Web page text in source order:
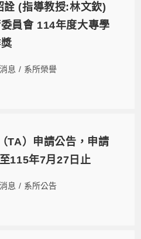
詮 (指導教授:林文欽)
員會 114年度大專學
息 / 系所榮譽
TA）申請公告，申請
115年7月27日止
息 / 系所公告